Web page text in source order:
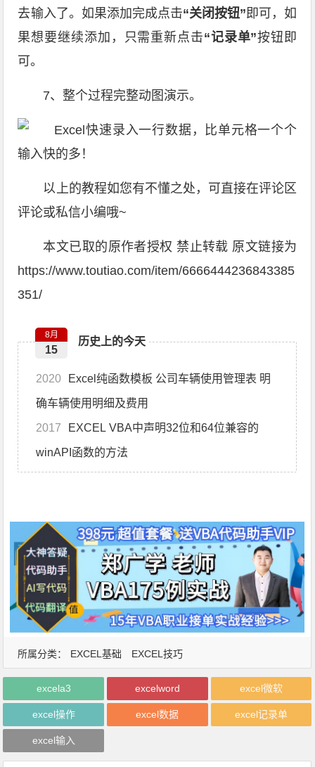
去输入了。如果添加完成点击“关闭按钮”即可，如
果想要继续添加，只需重新点击“记录单”按钮即
可。
7、整个过程完整动图演示。
以上的教程如您有不懂之处，可直接在评论区
评论或私信小编哦~
本文已取的原作者授权 禁止转载 原文链接为
https://www.toutiao.com/item/6666444236843385
351/
历史上的今天
8月
15
2020 Excel纯函数模板 公司车辆使用管理表 明
确车辆使用明细及费用
2017 EXCEL VBA中声明32位和64位兼容的
winAPI函数的方法
所属分类： EXCEL基础 EXCEL技巧
excela3 excelword excel微软
excel操作 excel数据 excel记录单
excel输入